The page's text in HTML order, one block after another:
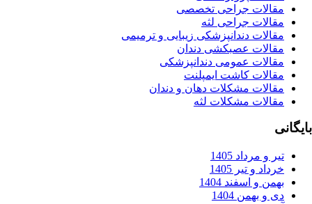
جراحی تخصصی
جراحی لثه
دندانپزشکی زیبایی و ترمیمی
عصبکشی دندان
عمومی دندانپزشکی
کاشت ایمپلنت
مشکلات دهان و دندان
مشکلات لثه
و مرداد 1405
و تیر 1405
و اسفند 1404
و بهمن 1404